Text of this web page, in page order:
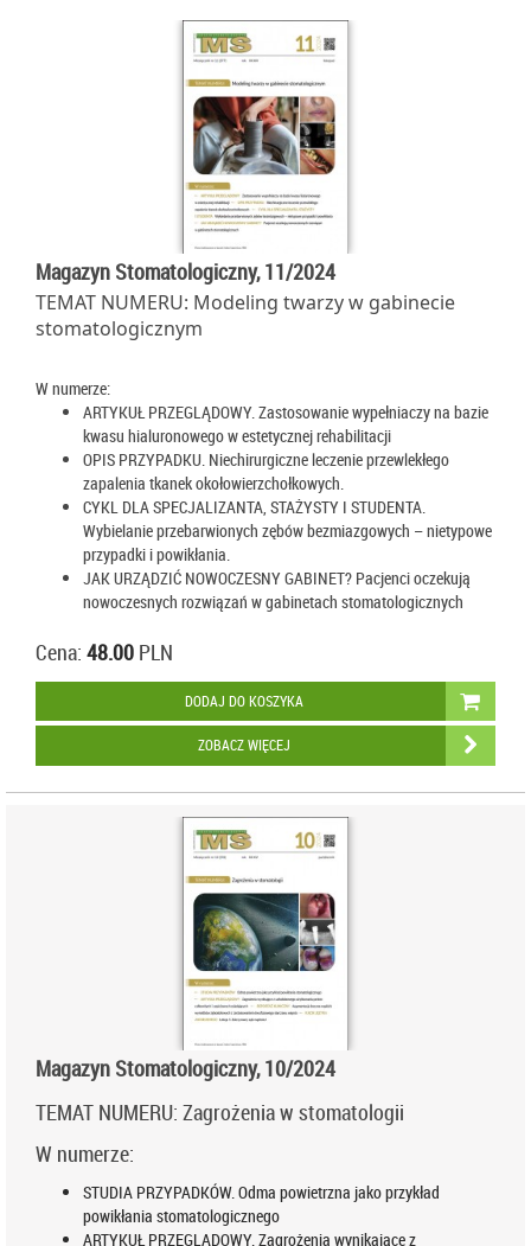
Magazyn Stomatologiczny, 11/2024
TEMAT NUMERU: Modeling twarzy w gabinecie
stomatologicznym
W numerze:
ARTYKUŁ PRZEGLĄDOWY. Zastosowanie wypełniaczy na bazie
kwasu hialuronowego w estetycznej rehabilitacji
OPIS PRZYPADKU. Niechirurgiczne leczenie przewlekłego
zapalenia tkanek okołowierzchołkowych.
CYKL DLA SPECJALIZANTA, STAŻYSTY I STUDENTA.
Wybielanie przebarwionych zębów bezmiazgowych – nietypowe
przypadki i powikłania.
JAK URZĄDZIĆ NOWOCZESNY GABINET? Pacjenci oczekują
nowoczesnych rozwiązań w gabinetach stomatologicznych
Cena: 48.00 PLN
DODAJ DO KOSZYKA
ZOBACZ WIĘCEJ
Magazyn Stomatologiczny, 10/2024
TEMAT NUMERU: Zagrożenia w stomatologii
W numerze:
STUDIA PRZYPADKÓW. Odma powietrzna jako przykład
powikłania stomatologicznego
ARTYKUŁ PRZEGLĄDOWY. Zagrożenia wynikające z